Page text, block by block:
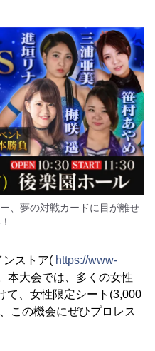
、夢の対戦カードに目が離せ
ンストア( https://www-
本大会では、多くの女性
て、女性限定シート(3,000
この機会にぜひプロレス